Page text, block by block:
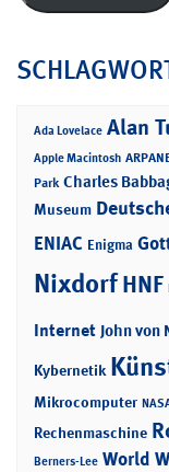
Ada Lovelace Alan
Apple Macintosh
Park Charles
Museum
ENIAC Enigma
NixdorfHNF
Internet John von
Kybernetik
Mikrocomputer
Rechenmaschine
Berners-Lee World